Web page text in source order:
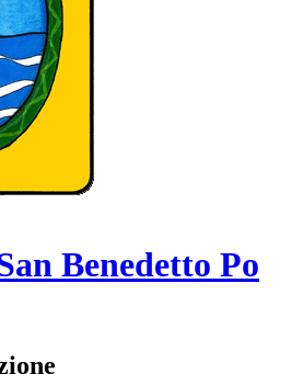
Benedetto Po